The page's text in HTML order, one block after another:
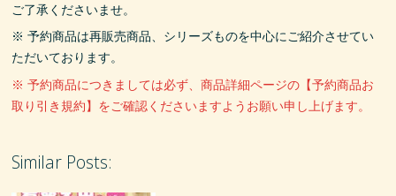
ご了承くださいませ。
※ 予約商品は再販売商品、シリーズものを中心にご紹介させてい
ただいております。
※ 予約商品につきましては必ず、商品詳細ページの【予約商品お
取り引き規約】をご確認くださいますようお願い申し上げます。
Similar Posts: